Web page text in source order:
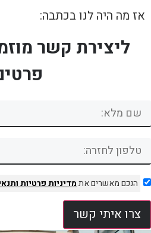
אז מה היה לנו בכתבה:
ליצירת קשר
הנכם מאשרים אתמדיניות פרטיות
צרו איתי קשר